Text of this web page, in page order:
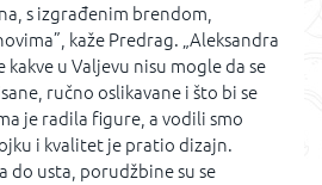
s izgrađenim brendom,
kaže Predrag. „Aleksandra
u Valjevu nisu mogle da se
ručno oslikavane i što bi se
je radila figure, a vodili smo
i kvalitet je pratio dizajn.
do usta, porudžbine su se